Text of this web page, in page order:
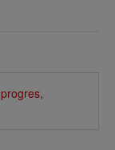
progres,